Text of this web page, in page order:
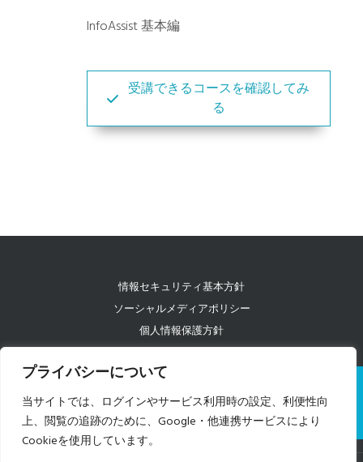
プライバシーについて
当サイトでは、ログインやサービス利用時の設定、利便性向
上、閲覧の追跡のために、Google・他連携サービスにより
Cookieを使用しています。
InfoAssist 基本編
受講できるコースを確認してみ
る
情報セキュリティ基本方針
ソーシャルメディアポリシー
個人情報保護方針
特定個人情報等の取り扱いに関する基本方針
お問い合わせ
質問する